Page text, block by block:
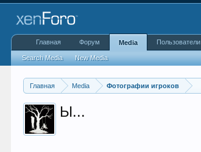
Главная Media Фотографии игроков
Ы...
Главная Форум Media
Search Media New Media
Пользователи